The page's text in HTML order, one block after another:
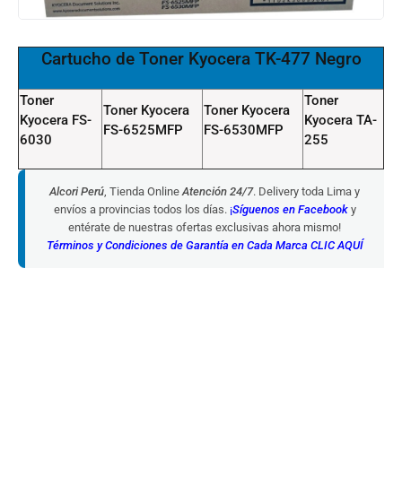
Cartucho de Toner Kyocera TK-477 Negro
Toner
Kyocera FS-
6030
Toner Kyocera
FS-6525MFP
Toner Kyocera
FS-6530MFP
Toner
Kyocera TA-
255
Alcori Perú, Tienda OnlineAtención 24/7. Delivery toda Lima y
envíos a provincias todos los días. ¡Síguenos en Facebook y
entérate de nuestras ofertas exclusivas ahora mismo!
Términos y Condiciones de Garantía en Cada Marca CLIC AQUÍ